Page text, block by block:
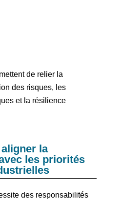
de relier la
des risques, les
et la résilience
la
les priorités
des responsabilités